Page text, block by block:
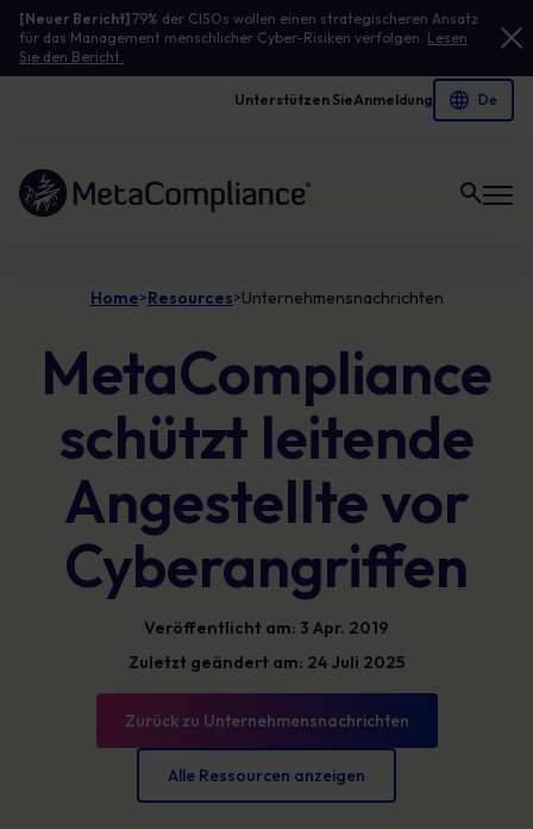
[Neuer Bericht]79% der CISOs wollen einen strategischeren Ansatz
für das Management menschlicher Cyber-Risiken verfolgen. Lesen
Sie den Bericht.
Unterstützen SieAnmeldung
Link zur Homepage
Home>Resources>Unternehmensnachrichten
MetaCompliance
schützt leitende
Angestellte vor
Cyberangriffen
Veröffentlicht am: 3 Apr. 2019
Zuletzt geändert am: 24 Juli 2025
Zurück zu Unternehmensnachrichten
Alle Ressourcen anzeigen